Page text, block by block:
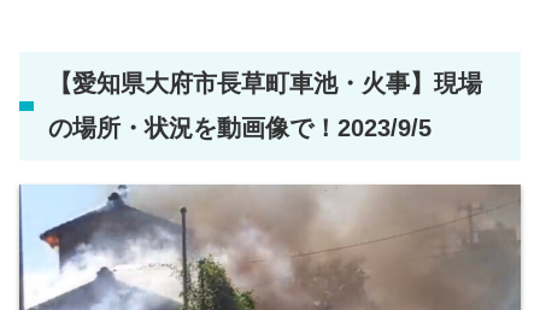
【愛知県大府市長草町車池・火事】現場
の場所・状況を動画像で！2023/9/5